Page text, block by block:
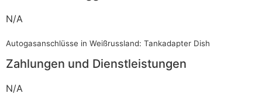
N/A
Autogasanschlüsse in Weißrussland: Tankadapter Dish
Zahlungen und Dienstleistungen
N/A